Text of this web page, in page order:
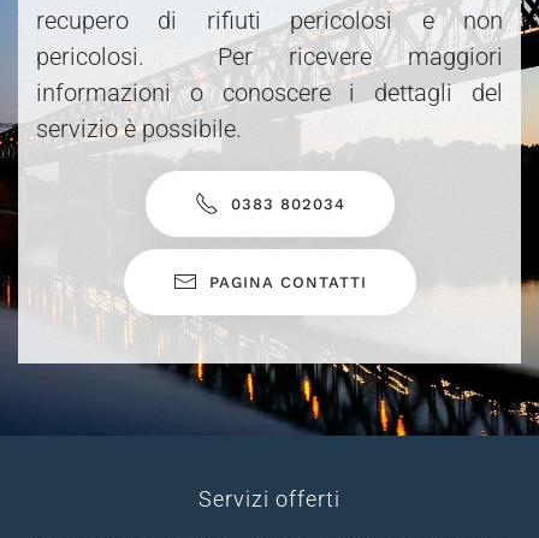
recupero di rifiuti pericolosi e non
pericolosi. Per ricevere maggiori
informazioni o conoscere i dettagli del
servizio è possibile.
0383 802034
PAGINA CONTATTI
Servizi offerti